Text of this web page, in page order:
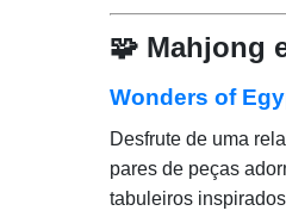
🧩 Mahjong
Wonders of
Desfrute de uma
pares de peças
tabuleiros